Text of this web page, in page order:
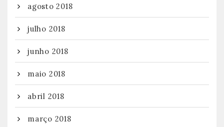
agosto 2018
julho 2018
junho 2018
maio 2018
abril 2018
março 2018